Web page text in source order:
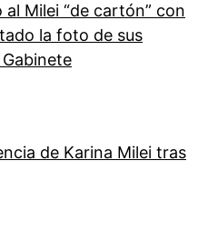
Milei “de cartón” con
la foto de sus
de Karina Milei tras